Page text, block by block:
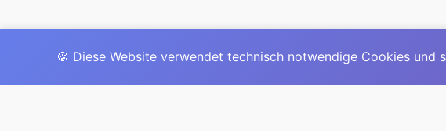
© 2025
🍪 Diese Website verwendet technisch notwendige Cookies und